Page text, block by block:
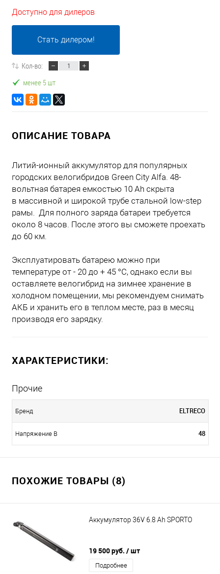
Доступно для дилеров
Стать дилером!
Кол-во:
менее 5 шт
ОПИСАНИЕ ТОВАРА
Литий-ионный аккумулятор для популярных
городских велогибридов Green City Alfa. 48-
вольтная батарея емкостью 10 Ah скрыта
в массивной и широкой трубе стальной low-step
рамы. Для полного заряда батареи требуется
около 8 часов. После этого вы сможете проехать
до 60 км.
Эксплуатировать батарею можно при
температуре от - 20 до + 45 °C, однако если вы
оставляете велогибрид на зимнее хранение в
холодном помещении, мы рекомендуем снимать
АКБ и хранить его в теплом месте, раз в месяц
производя его зарядку.
ХАРАКТЕРИСТИКИ:
Прочие
Бренд ELTRECO
Напряжение В 48
ПОХОЖИЕ ТОВАРЫ (8)
Аккумулятор 36V 6.8 Ah SPORTO
19 500 руб. / шт
Подробнее